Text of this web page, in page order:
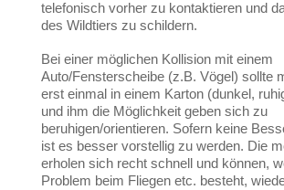
telefonisch vorher zu kontaktieren und
des Wildtiers zu schildern.
Bei einer möglichen Kollision mit einem
Auto/Fensterscheibe (z.B. Vögel) sollte
erst einmal in einem Karton (dunkel,
und ihm die Möglichkeit geben sich zu
beruhigen/orientieren. Sofern keine
ist es besser vorstellig zu werden. Die
erholen sich recht schnell und können,
Problem beim Fliegen etc. besteht,